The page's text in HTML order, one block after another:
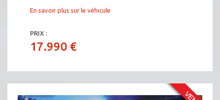
En savoir plus sur le véhicule
PRIX :
17.990 €